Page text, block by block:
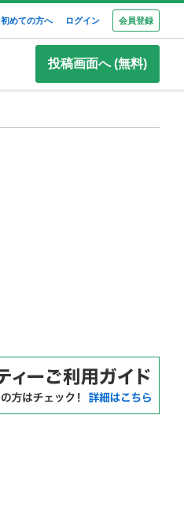
初めての方へ ログイン 会員登録
投稿画面へ (無料)